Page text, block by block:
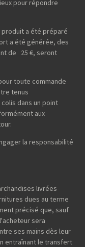
pour répondre
produit a été préparé
a été générée, des
de 25 €, seront
toute commande
tenus
dans un point
aux
la responsabilité
livrées
dues au terme
précisé que, sauf
sera
ses mains dès leur
entraînant le transfert